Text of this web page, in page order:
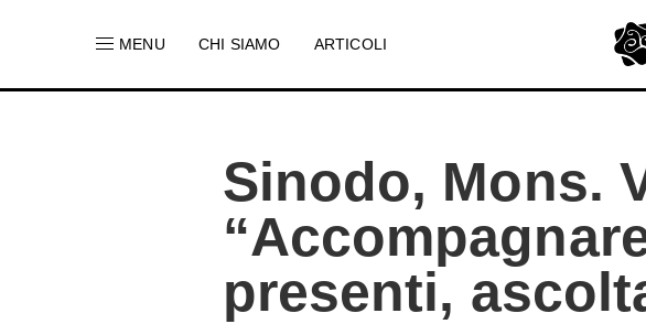
MENU CHI SIAMO ARTICOLI
Sinodo, Mons.
presenti,